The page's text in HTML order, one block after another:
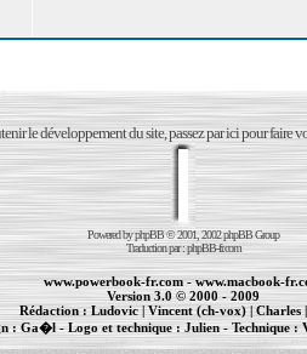
le développement du site, passez par ici pour faire
Powered byphpBB© 2001, 2002 phpBB Group
Traduction par :phpBB-fr.com
www.powerbook-fr.com-www.macbook-
Version 3.0 © 2000 - 2009
Rédaction :Ludovic|Vincent (ch-vox)| Charles
:Ga�l- Logo et technique :Julien- Technique :
: - MacBook Pro - iBook| Maintenance Apple et Macintosh à Toulouse|